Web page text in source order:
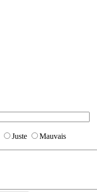
Juste
Mauvais